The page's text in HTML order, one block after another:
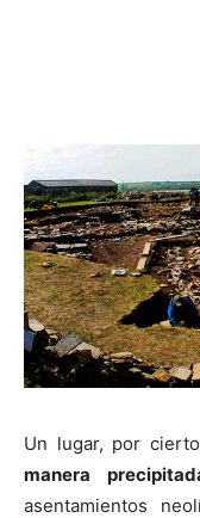
Un lugar, por
manera
asentamientos